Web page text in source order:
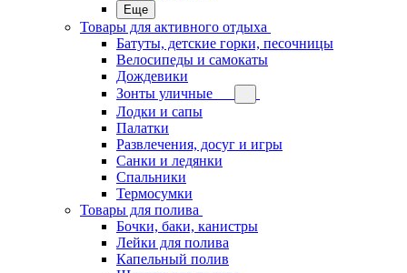
Еще
Товары для активного отдыха
Батуты, детские горки, песочницы
Велосипеды и самокаты
Дождевики
Зонты уличные
Лодки и сапы
Палатки
Развлечения, досуг и игры
Санки и ледянки
Спальники
Термосумки
Товары для полива
Бочки, баки, канистры
Лейки для полива
Капельный полив